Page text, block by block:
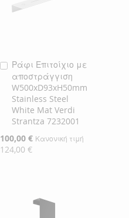
Ράφι Επιτοίχιο με
αποστράγγιση
W500xD93xH50mm
Stainless Steel
White Mat Verdi
Strantza 7232001
Ειδική
Τιμή
100,00 € Κανονική τιμή
124,00 €
Προσθήκη
στο
Καλάθι